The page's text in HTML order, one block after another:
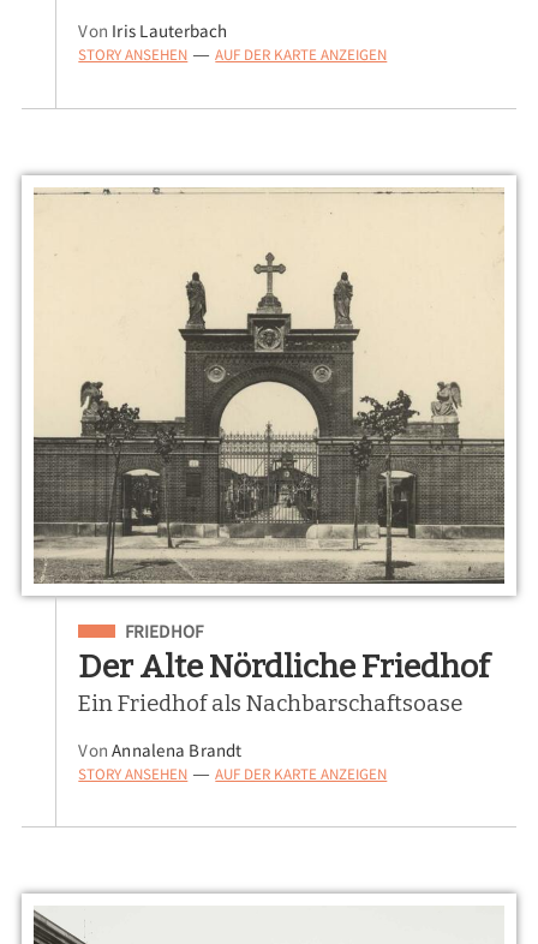
Von Iris Lauterbach
STORY ANSEHEN — AUF DER KARTE ANZEIGEN
Eingeordnet unter
FRIEDHOF
Der Alte Nördliche Friedhof
Ein Friedhof als Nachbarschaftsoase
VonAnnalena Brandt
STORY ANSEHEN — AUF DER KARTE ANZEIGEN